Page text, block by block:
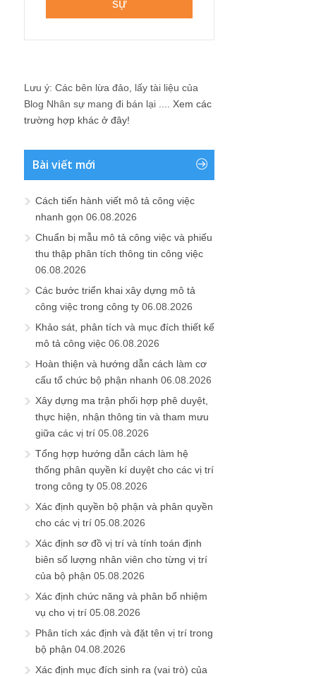
Lưu ý: Các bên lừa đảo, lấy tài liệu của
Blog Nhân sự mang đi bán lại .... Xem các
trường hợp khác ở đây!
Bài viết mới
Cách tiến hành viết mô tả công việc
nhanh gọn 06.08.2026
Chuẩn bị mẫu mô tả công việc và phiếu
thu thập phân tích thông tin công việc
06.08.2026
Các bước triển khai xây dựng mô tả
công việc trong công ty 06.08.2026
Khảo sát, phân tích và mục đích thiết kế
mô tả công việc 06.08.2026
Hoàn thiện và hướng dẫn cách làm cơ
cấu tổ chức bộ phận nhanh 06.08.2026
Xây dựng ma trận phối hợp phê duyệt,
thực hiện, nhận thông tin và tham mưu
giữa các vị trí 05.08.2026
Tổng hợp hướng dẫn cách làm hệ
thống phân quyền kí duyệt cho các vị trí
trong công ty 05.08.2026
Xác định quyền bộ phận và phân quyền
cho các vị trí 05.08.2026
Xác định sơ đồ vị trí và tính toán định
biên số lượng nhân viên cho từng vị trí
của bộ phận 05.08.2026
Xác định chức năng và phân bổ nhiệm
vụ cho vị trí 05.08.2026
Phân tích xác định và đặt tên vị trí trong
bộ phận 04.08.2026
Xác định mục đích sinh ra (vai trò) của